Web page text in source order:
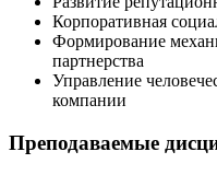
Корпоративная
Формирование
партнерства
Управление
компании
Преподаваемые